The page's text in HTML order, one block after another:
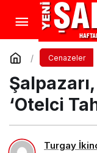
Cenazeler
‘Otelci
Turgay